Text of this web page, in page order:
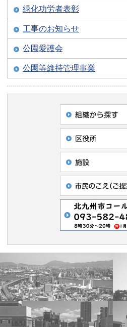
緑化功労者表彰
工事のお知らせ
公園愛護会
公園等維持管理事業